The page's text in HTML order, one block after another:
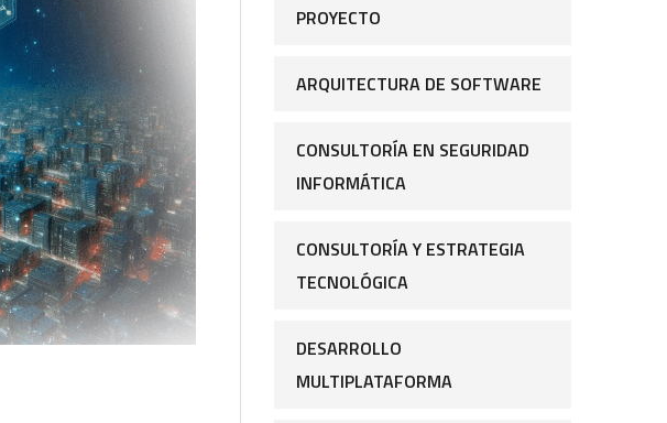
PROYECTO
ARQUITECTURA DE SOFTWARE
CONSULTORÍA EN SEGURIDAD
INFORMÁTICA
CONSULTORÍA Y ESTRATEGIA
TECNOLÓGICA
DESARROLLO
MULTIPLATAFORMA